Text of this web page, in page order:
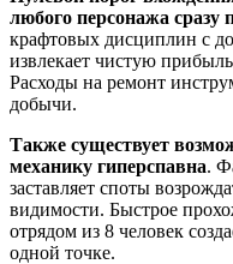
любого персонажа сразу
крафтовых дисциплин с
извлекает чистую
Расходы на ремонт
добычи.
Также существует
механику гиперспавна.
заставляет споты
видимости. Быстрое
отрядом из 8 человек
одной точке.